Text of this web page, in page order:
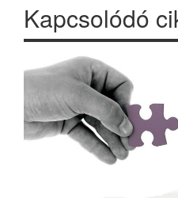
Kapcsolódó